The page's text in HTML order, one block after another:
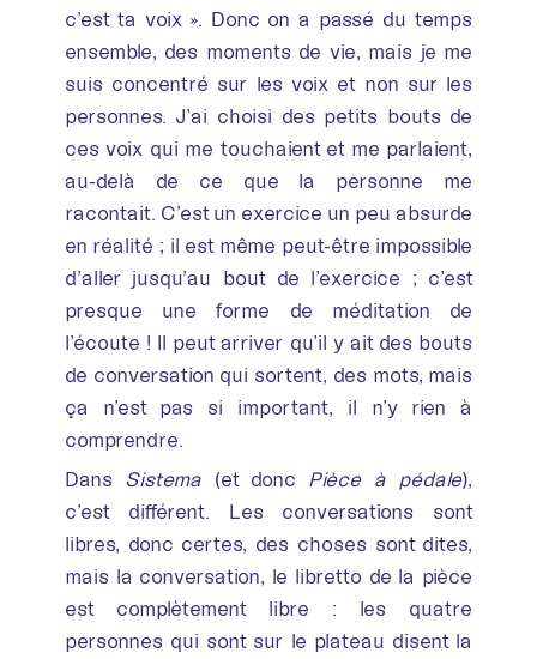
c’est ta voix ». Donc on a passé du temps
ensemble, des moments de vie, mais je me
suis concentré sur les voix et non sur les
personnes. J’ai choisi des petits bouts de
ces voix qui me touchaient et me parlaient,
au-delà de ce que la personne me
racontait. C’est un exercice un peu absurde
en réalité ; il est même peut-être impossible
d’aller jusqu’au bout de l’exercice ; c’est
presque une forme de méditation de
l’écoute ! Il peut arriver qu’il y ait des bouts
de conversation qui sortent, des mots, mais
ça n’est pas si important, il n’y rien à
comprendre.
Dans Sistema (et donc Pièce à pédale),
c’est différent. Les conversations sont
libres, donc certes, des choses sont dites,
mais la conversation, le libretto de la pièce
est complètement libre : les quatre
personnes qui sont sur le plateau disent la